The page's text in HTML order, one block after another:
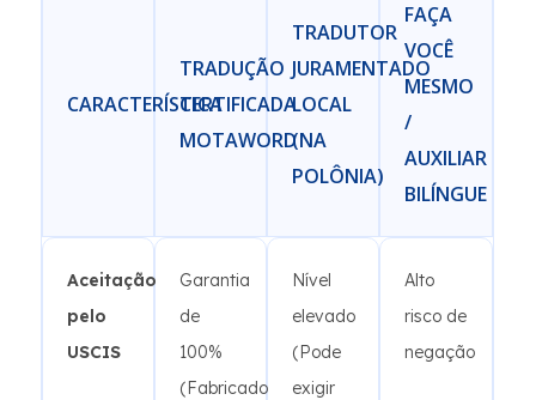
CARACTERÍSTICA
TRADUÇÃO
CERTIFICADA
MOTAWORD
TRADUTOR
JURAMENTADO
LOCAL
(NA
POLÔNIA)
FAÇA
VOCÊ
MESMO
/
AUXILIAR
BILÍNGUE
Aceitação
pelo
USCIS
Garantia
de
100%
(Fabricado
Nível
elevado
(Pode
exigir
Alto
risco de
negação